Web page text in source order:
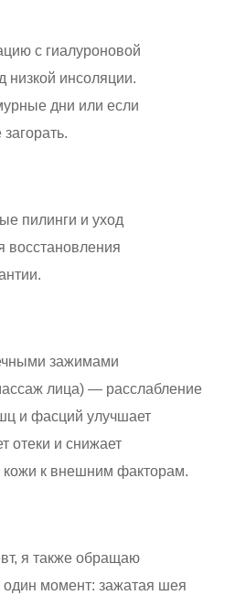
с гиалуроновой
низкой инсоляции.
дни или если
пилинги и уход
восстановления
зажимами
лица) — расслабление
и фасций улучшает
отеки и снижает
кожи к внешним факторам.
я также обращаю
момент: зажатая шея